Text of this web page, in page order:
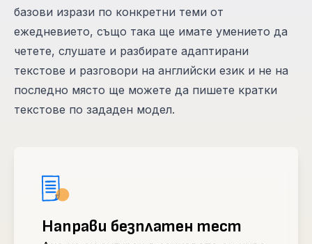
базови изрази по конкретни теми от
ежедневието, също така ще имате умението да
четете, слушате и разбирате адаптирани
текстове и разговори на английски език и не на
последно място ще можете да пишете кратки
текстове по зададен модел.
Направи безплатен тест